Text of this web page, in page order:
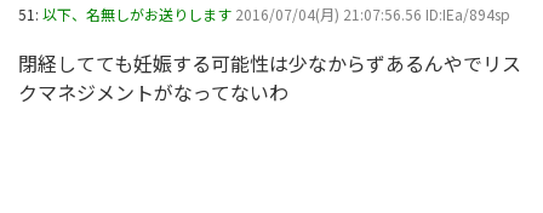
51: 以下、名無しがお送りします 2016/07/04(月) 21:07:56.56 ID:IEa/894sp
閉経してても妊娠する可能性は少なからずあるんやでリス
クマネジメントがなってないわ